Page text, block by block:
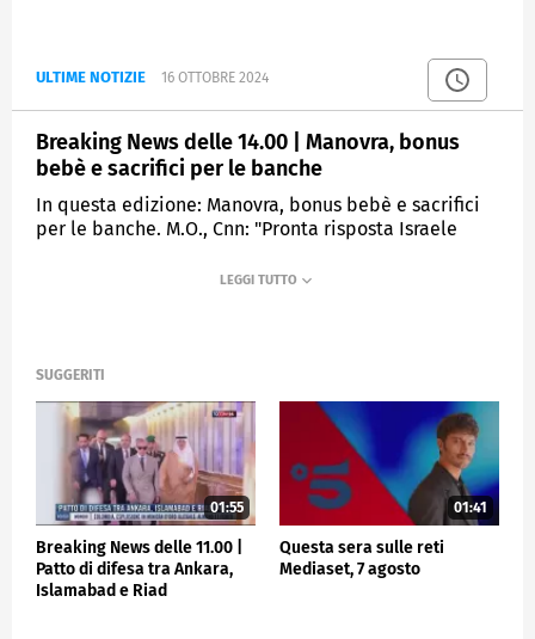
ULTIME NOTIZIE 16 OTTOBRE 2024
Breaking News delle 14.00 | Manovra, bonus
bebè e sacrifici per le banche
In questa edizione: Manovra, bonus bebè e sacrifici
per le banche. M.O., Cnn: "Pronta risposta Israele
Impagnatiello in grado di intendere e volere.
MEDIASET
SUGGERITI
01:55
Breaking News delle 11.00 |
Patto di difesa tra Ankara,
Islamabad e Riad
01:41
Questa sera sulle reti
Mediaset, 7 agosto